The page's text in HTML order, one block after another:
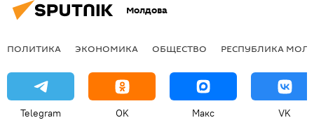
Молдова
ПОЛИТИКА ЭКОНОМИКА ОБЩЕСТВО РЕСПУБЛИКА
Telegram OK Макс VK